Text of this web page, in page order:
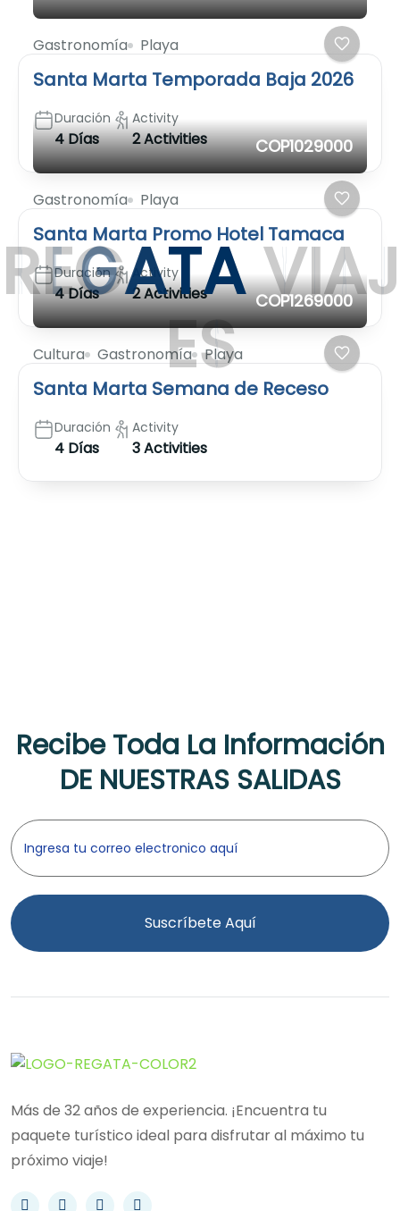
REGATAVIAJ
ES
Gastronomía Playa
Santa Marta Temporada Baja 2026
Duración
4 Días
Activity
2 Activities COP1029000
Gastronomía Playa
Santa Marta Promo Hotel Tamaca
Duración
4 Días
Activity
2 Activities COP1269000
Cultura Gastronomía Playa
Santa Marta Semana de Receso
Duración
4 Días
Activity
3 Activities
Recibe Toda La Información
DE NUESTRAS SALIDAS
Suscríbete Aquí
Más de 32 años de experiencia. ¡Encuentra tu
paquete turístico ideal para disfrutar al máximo tu
próximo viaje!